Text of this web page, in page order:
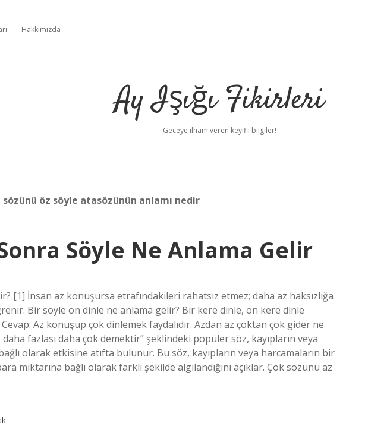
Hakkımızda
Ay Işığı Fikirleri
Geceye ilham veren keyifli bilgiler!
sözünü öz söyle atasözünün anlamı nedir
Söyle Ne Anlama Gelir
[1] İnsan az konuşursa etrafındakileri rahatsız etmez; daha az haksızlığa
Bir söyle on dinle ne anlama gelir? Bir kere dinle, on kere dinle
Az konuşup çok dinlemek faydalıdır. Azdan az çoktan çok gider ne
fazlası daha çok demektir” şeklindeki popüler söz, kayıpların veya
olarak etkisine atıfta bulunur. Bu söz, kayıpların veya harcamaların bir
miktarına bağlı olarak farklı şekilde algılandığını açıklar. Çok sözünü az